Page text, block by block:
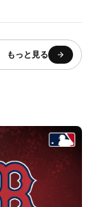
もっと見る